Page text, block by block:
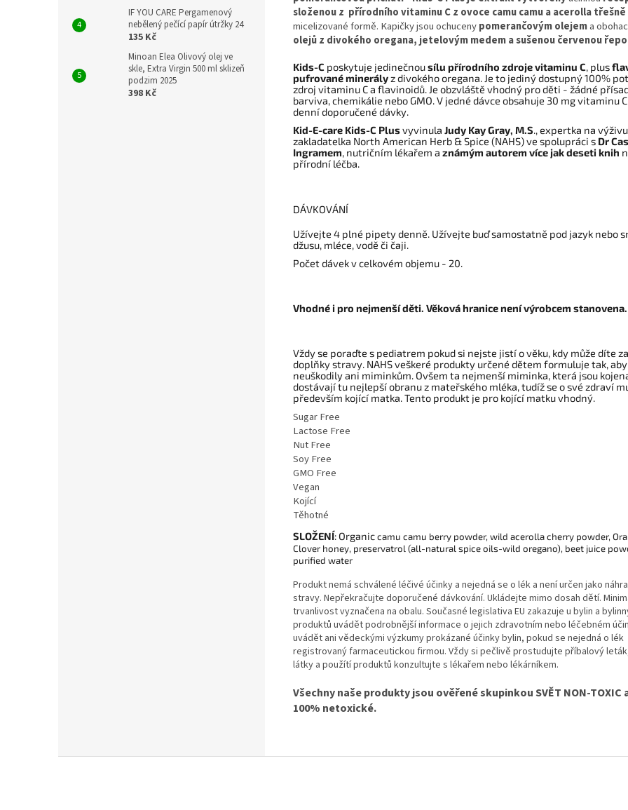
IF YOU CARE Pergamenový
nebělený pečící papír útržky 24
135 Kč
Minoan Elea Olivový olej ve
skle, Extra Virgin 500 ml sklizeň
podzim 2025
398 Kč
dostupný.
kvalitě
toxic
duševní
fyzického i
vyčerpání.
složenou z přírodního vitaminu C z ovoce camu camu a acerolla třešně
micelizované formě. Kapičky jsou ochucenypomerančovým olejema
olejů z divokého oregana, jetelovým medem a sušenou červenou
Kids-C poskytuje jedinečnousílu přírodního zdroje vitaminu C, plus
pufrované minerályz divokého oregana. Je to jediný dostupný 100%
zdroj vitaminu C a flavinoidů. Je obzvláště vhodný pro děti - žádné
barviva, chemikálie nebo GMO. V jedné dávce obsahuje 30 mg vitaminu
denní doporučené dávky.
Kid-E-care Kids-C Plusvyvinula Judy Kay Gray, M.S., expertka na
zakladatelka North American Herb & Spice (NAHS) ve spolupráci s Dr
Ingramem, nutričním lékařem a známým autorem více jak deseti knih
přírodní léčba.
DÁVKOVÁNÍ
Užívejte 4 plné pipety denně. Užívejte buď samostatně pod jazyk nebo
džusu, mléce, vodě či čaji.
Počet dávek v celkovém objemu - 20.
Vhodné i pro nejmenší děti. Věková hranice není výrobcem stanovena.
Vždy se poraďte s pediatrem pokud si nejste jistí o věku, kdy může díte
doplňky stravy. NAHS veškeré produkty určené dětem formuluje tak, aby
neuškodily ani miminkům. Ovšem ta nejmenší miminka, která jsou
dostávají tu nejlepší obranu z mateřského mléka, tudíž se o své zdraví
především kojící matka. Tento produkt je pro kojící matku vhodný.
Sugar Free
Lactose Free
Nut Free
Soy Free
GMO Free
Vegan
Kojící
Těhotné
SLOŽENÍ: Organiccamu camu berry powder, wild acerolla cherry powder,
Clover honey, preservatrol (all-natural spice oils-wild oregano), beet juice
purified water
Produkt nemá schválené léčivé účinky a nejedná se o lék a není určen jako
stravy. Nepřekračujte doporučené dávkování. Ukládejte mimo dosah dětí.
trvanlivost vyznačena na obalu. Současné legislativa EU zakazuje u bylin a
produktů uvádět podrobnější informace o jejich zdravotním nebo léčebném
uvádět ani vědeckými výzkumy prokázané účinky bylin, pokud se nejedná o lék
registrovaný farmaceutickou firmou. Vždy si pečlivě prostudujte příbalový
látky a použítí produktů konzultujte s lékařem nebo lékárníkem.
Všechny naše produkty jsou ověřené skupinkou SVĚT NON-TOXIC
100% netoxické.